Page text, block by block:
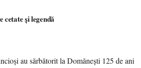
cetate și legendă